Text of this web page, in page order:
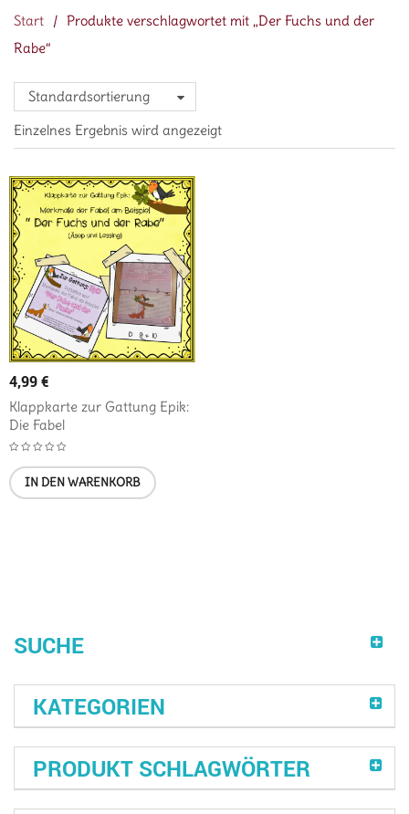
Start / Produkte verschlagwortet mit „Der Fuchs und der
Rabe“
SUCHE
KATEGORIEN
PRODUKT SCHLAGWÖRTER
Standardsortierung
Einzelnes Ergebnis wird angezeigt
4,99€
Klappkarte zur Gattung Epik:
Die Fabel
IN DEN WARENKORB